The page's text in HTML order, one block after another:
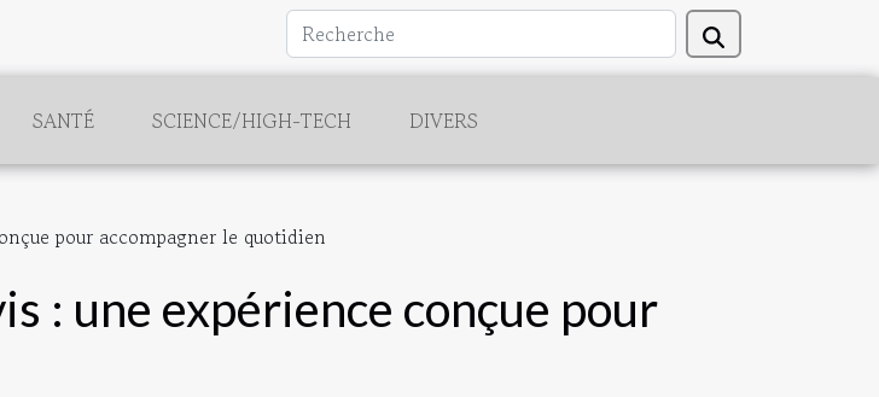
SANTÉ SCIENCE/HIGH-TECH DIVERS
pour accompagner le quotidien
: une expérience conçue pour